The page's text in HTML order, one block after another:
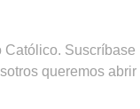
Católico. Suscríbase
queremos abrir